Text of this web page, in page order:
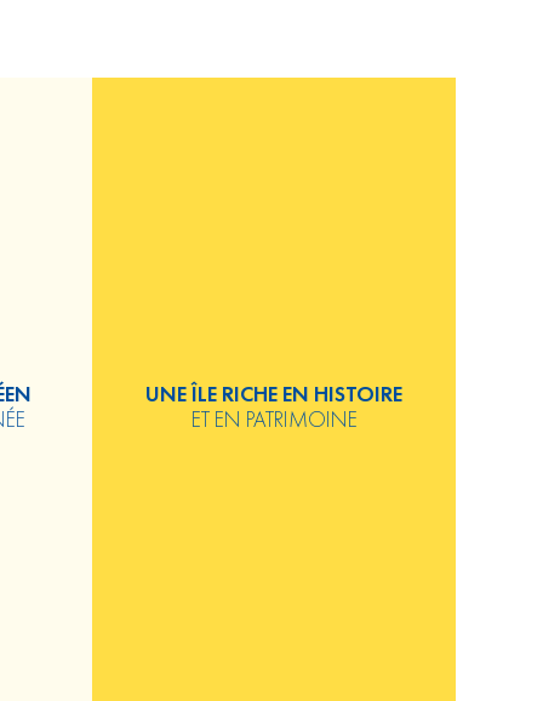
UNE ÎLE RICHE EN HISTOIRE
ET EN PATRIMOINE